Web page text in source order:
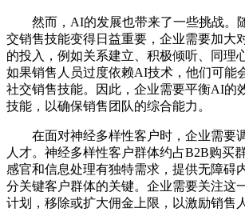
然而，AI的发展也带来了一些挑战。
交销售技能变得日益重要，企业需要加大
的投入，例如关系建立、积极倾听、同理
如果销售人员过度依赖AI技术，他们可能
社交销售技能。因此，企业需要平衡AI的
技能，以确保销售团队的综合能力。
在面对神经多样性客户时，企业需要
人才。神经多样性客户群体约占B2B购买
感官和信息处理有独特需求，提供无障碍
分关键客户群体的关键。企业需要关注这
计划，移除或扩大佣金上限，以激励销售